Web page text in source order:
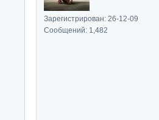
Зарегистрирован: 26-12-09
Сообщений: 1,482